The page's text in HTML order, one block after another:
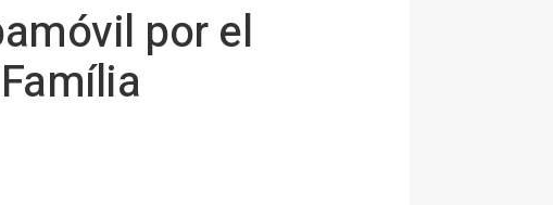
por el